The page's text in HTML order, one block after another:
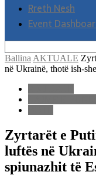
Rreth Nesh
Event
Ballina AKTUALE
në Ukrainë, thotë ish-
Zyrtarët e
luftës në
spiunazhit të